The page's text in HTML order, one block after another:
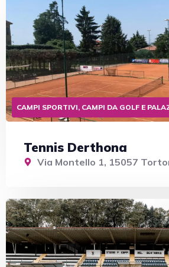
CAMPI SPORTIVI, CAMPI DA GOLF E
Tennis Derthona
Via Montello 1, 15057